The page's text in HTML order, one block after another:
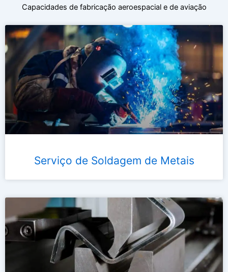
Capacidades de fabricação aeroespacial e de aviação
Serviço de Soldagem de Metais